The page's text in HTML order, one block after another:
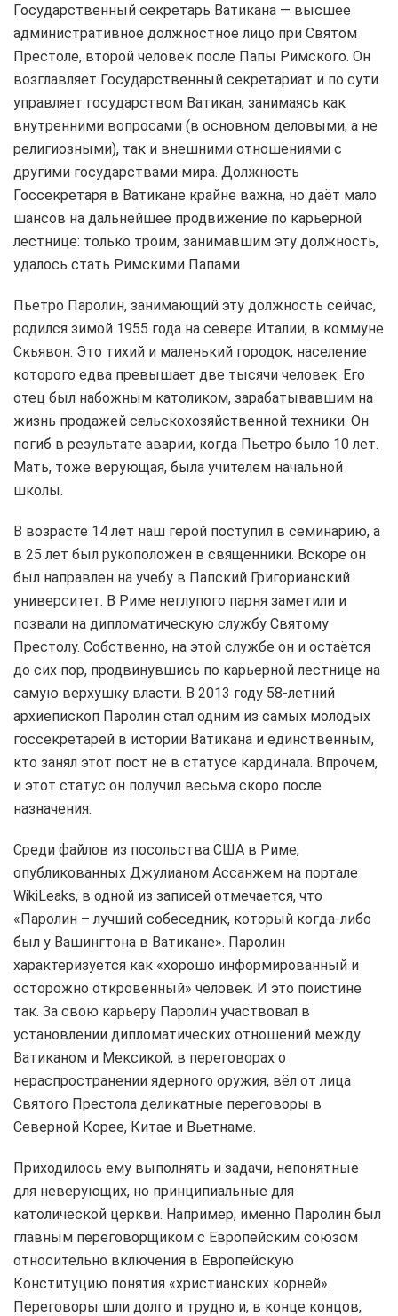
Государственный секретарь Ватикана — высшее
административное должностное лицо при Святом
Престоле, второй человек после Папы Римского. Он
возглавляет Государственный секретариат и по сути
управляет государством Ватикан, занимаясь как
внутренними вопросами (в основном деловыми, а не
религиозными), так и внешними отношениями с
другими государствами мира. Должность
Госсекретаря в Ватикане крайне важна, но даёт мало
шансов на дальнейшее продвижение по карьерной
лестнице: только троим, занимавшим эту должность,
удалось стать Римскими Папами.
Пьетро Паролин, занимающий эту должность сейчас,
родился зимой 1955 года на севере Италии, в коммуне
Скьявон. Это тихий и маленький городок, население
которого едва превышает две тысячи человек. Его
отец был набожным католиком, зарабатывавшим на
жизнь продажей сельскохозяйственной техники. Он
погиб в результате аварии, когда Пьетро было 10 лет.
Мать, тоже верующая, была учителем начальной
школы.
В возрасте 14 лет наш герой поступил в семинарию, а
в 25 лет был рукоположен в священники. Вскоре он
был направлен на учебу в Папский Григорианский
университет. В Риме неглупого парня заметили и
позвали на дипломатическую службу Святому
Престолу. Собственно, на этой службе он и остаётся
до сих пор, продвинувшись по карьерной лестнице на
самую верхушку власти. В 2013 году 58-летний
архиепископ Паролин стал одним из самых молодых
госсекретарей в истории Ватикана и единственным,
кто занял этот пост не в статусе кардинала. Впрочем,
и этот статус он получил весьма скоро после
назначения.
Среди файлов из посольства США в Риме,
опубликованных Джулианом Ассанжем на портале
WikiLeaks, в одной из записей отмечается, что
«Паролин – лучший собеседник, который когда-либо
был у Вашингтона в Ватикане». Паролин
характеризуется как «хорошо информированный и
осторожно откровенный» человек. И это поистине
так. За свою карьеру Паролин участвовал в
установлении дипломатических отношений между
Ватиканом и Мексикой, в переговорах о
нераспространении ядерного оружия, вёл от лица
Святого Престола деликатные переговоры в
Северной Корее, Китае и Вьетнаме.
Приходилось ему выполнять и задачи, непонятные
для неверующих, но принципиальные для
католической церкви. Например, именно Паролин был
главным переговорщиком с Европейским союзом
относительно включения в Европейскую
Конституцию понятия «христианских корней».
Переговоры шли долго и трудно и, в конце концов,